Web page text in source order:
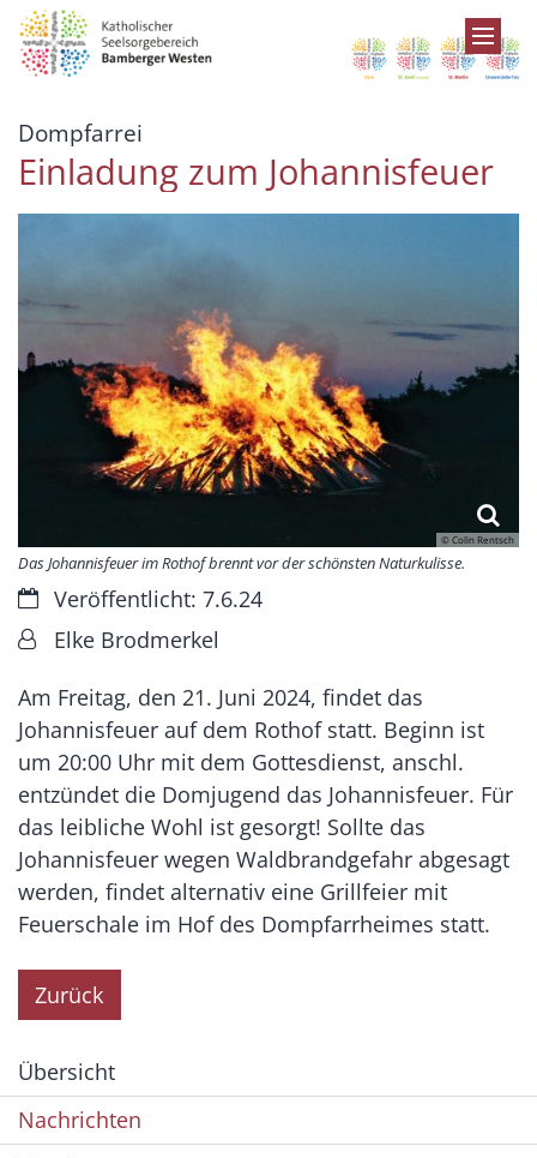
Zum Inhalt springen
Dompfarrei
Einladung zum Johannisfeuer
© Colin Rentsch
Das Johannisfeuer im Rothof brennt vor der schönsten Naturkulisse.
Datum:Veröffentlicht: 7.6.24
Von:Elke Brodmerkel
Am Freitag, den 21. Juni 2024, findet das
Johannisfeuer auf dem Rothof statt. Beginn ist
um 20:00 Uhr mit dem Gottesdienst, anschl.
entzündet die Domjugend das Johannisfeuer. Für
das leibliche Wohl ist gesorgt! Sollte das
Johannisfeuer wegen Waldbrandgefahr abgesagt
werden, findet alternativ eine Grillfeier mit
Feuerschale im Hof des Dompfarrheimes statt.
Zurück
Übersicht
Nachrichten